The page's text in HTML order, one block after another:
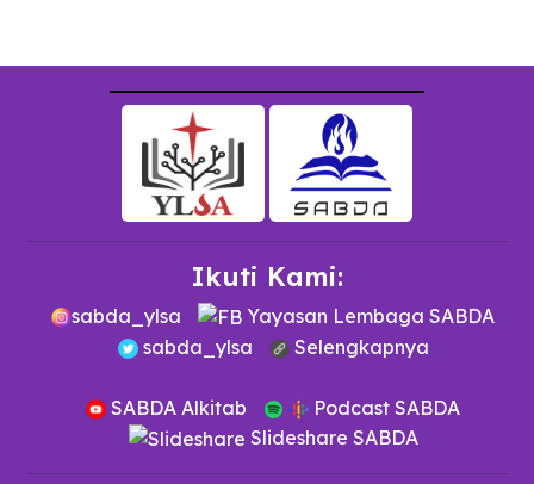
Ikuti Kami:
sabda_ylsa
Yayasan Lembaga SABDA
sabda_ylsa
Selengkapnya
SABDA Alkitab
Podcast SABDA
Slideshare SABDA